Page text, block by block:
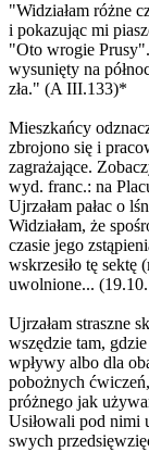
"Widziałam różne
i pokazując mi
"Oto wrogie
wysunięty na
zła." (A III.133)*
Mieszkańcy
zbrojono się i
zagrażające.
wyd. franc.: na
Ujrzałam pałac o
Widziałam, że
czasie jego
wskrzesiło tę sektę
uwolnione...
Ujrzałam straszne
wszędzie tam,
wpływy albo dla
pobożnych
próżnego jak
Usiłowali pod nimi
swych